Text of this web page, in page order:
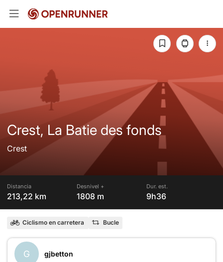
Crest, La Batie des fonds
Crest
Distancia
213,22 km
Desnivel +
1808 m
Dur. est.
9h36
Ciclismo en carretera Bucle
G gjbetton